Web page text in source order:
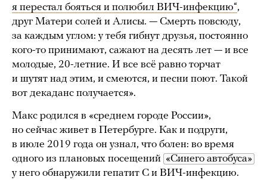
я перестал бояться и полюбил ВИЧ-инфекцию“,
друг Матери солей и Алисы. — Смерть повсюду,
за каждым углом: у тебя гибнут друзья, постоянно
кого-то принимают, сажают на десять лет — и все
молодые, 20-летние. И все всё равно торчат
и шутят над этим, и смеются, и песни поют. Такой
вот декаданс получается».
Макс родился в «среднем городе России»,
но сейчас живет в Петербурге. Как и подруги,
в июле 2019 года он узнал, что болен: во время
одного из плановых посещений «Синего автобуса»
у него обнаружили гепатит С и ВИЧ-инфекцию.